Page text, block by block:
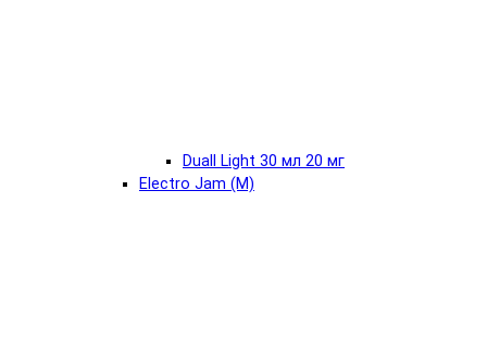
Duall Light 30 мл 20 мг
Electro Jam (М)